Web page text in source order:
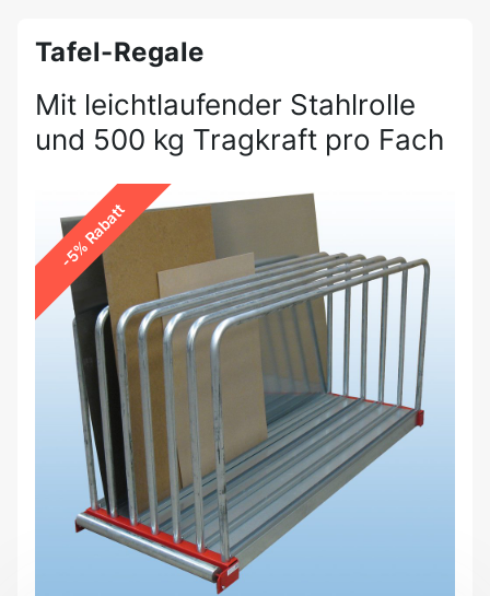
Tafel-Regale
Mit leichtlaufender Stahlrolle
und 500 kg Tragkraft pro Fach
-5% Rabatt